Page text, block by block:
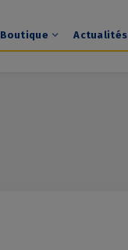
Boutique Actualités